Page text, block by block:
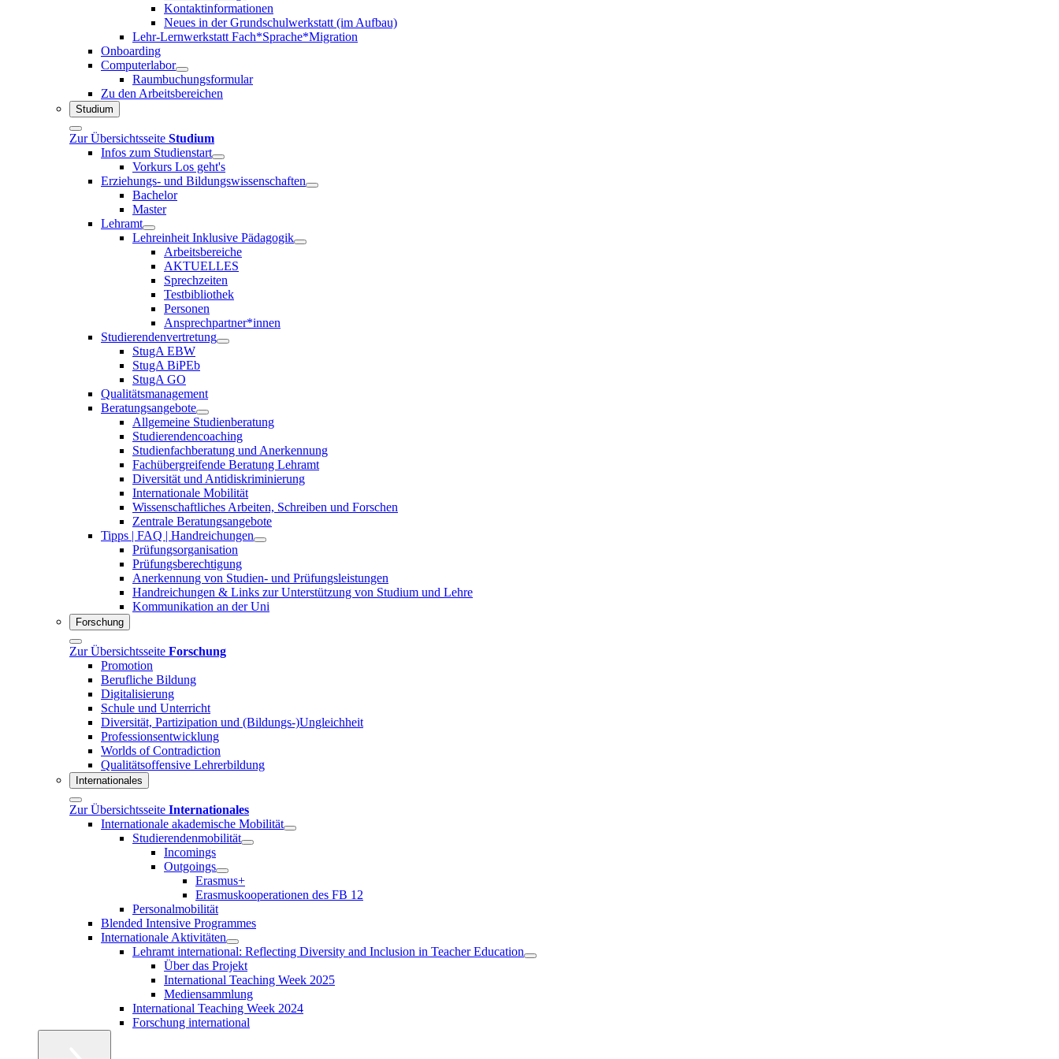
Kontaktinformationen
Neues in der Grundschulwerkstatt (im Aufbau)
Lehr-Lernwerkstatt Fach*Sprache*Migration
Onboarding
Computerlabor
Raumbuchungsformular
Zu den Arbeitsbereichen
Studium
Zur Übersichtsseite Studium
Infos zum Studienstart
Vorkurs Los geht's
Erziehungs- und Bildungswissenschaften
Bachelor
Master
Lehramt
Lehreinheit Inklusive Pädagogik
Arbeitsbereiche
AKTUELLES
Sprechzeiten
Testbibliothek
Personen
Ansprechpartner*innen
Studierendenvertretung
StugA EBW
StugA BiPEb
StugA GO
Qualitätsmanagement
Beratungsangebote
Allgemeine Studienberatung
Studierendencoaching
Studienfachberatung und Anerkennung
Fachübergreifende Beratung Lehramt
Diversität und Antidiskriminierung
Internationale Mobilität
Wissenschaftliches Arbeiten, Schreiben und Forschen
Zentrale Beratungsangebote
Tipps | FAQ | Handreichungen
Prüfungsorganisation
Prüfungsberechtigung
Anerkennung von Studien- und Prüfungsleistungen
Handreichungen & Links zur Unterstützung von Studium und Lehre
Kommunikation an der Uni
Forschung
Zur Übersichtsseite Forschung
Promotion
Berufliche Bildung
Digitalisierung
Schule und Unterricht
Diversität, Partizipation und (Bildungs-)Ungleichheit
Professionsentwicklung
Worlds of Contradiction
Qualitätsoffensive Lehrerbildung
Internationales
Zur Übersichtsseite Internationales
Internationale akademische Mobilität
Studierendenmobilität
Incomings
Outgoings
Erasmus+
Erasmuskooperationen des FB 12
Personalmobilität
Blended Intensive Programmes
Internationale Aktivitäten
Lehramt international: Reflecting Diversity and Inclusion in Teacher Education
Über das Projekt
International Teaching Week 2025
Mediensammlung
International Teaching Week 2024
Forschung international